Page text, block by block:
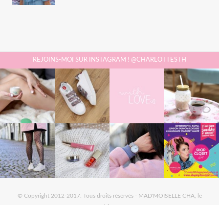
REJOINS-MOI SUR INSTAGRAM ! @CHARLOTTESTH
© Copyright 2012-2017. Tous droits réservés - MAD'MOISELLE CHA, le